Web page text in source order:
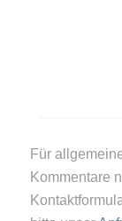
Für
Kommentare